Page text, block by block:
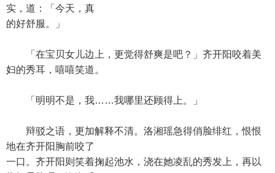
实，道：「今天，真
的好舒服。」
「在宝贝女儿边上，更觉得舒爽是吧？」齐开阳咬着美
妇的秀耳，嘻嘻笑道。
「明明不是，我……我哪里还顾得上。」
辩驳之语，更加解释不清。洛湘瑶急得俏脸绯红，恨恨
地在齐开阳胸前咬了
一口。齐开阳则笑着掬起池水，浇在她凌乱的秀发上，再以